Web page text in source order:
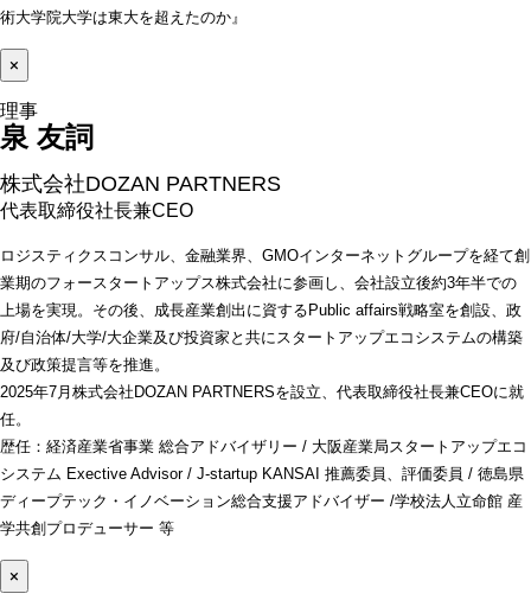
術大学院大学は東大を超えたのか』
×
泉 友詞
株式会社DOZAN PARTNERS
代表取締役社長兼CEO
ロジスティクスコンサル、金融業界、GMOインターネットグループを経て創
業期のフォースタートアップス株式会社に参画し、会社設立後約3年半での
上場を実現。その後、成長産業創出に資するPublic affairs戦略室を創設、政
府/自治体/大学/大企業及び投資家と共にスタートアップエコシステムの構築
及び政策提言等を推進。
2025年7月株式会社DOZAN PARTNERSを設立、代表取締役社長兼CEOに就
任。
歴任：経済産業省事業 総合アドバイザリー / 大阪産業局スタートアップエコ
システム Exective Advisor / J-startup KANSAI 推薦委員、評価委員 / 徳島県
ディープテック・イノベーション総合支援アドバイザー /学校法人立命館 産
学共創プロデューサー 等
×